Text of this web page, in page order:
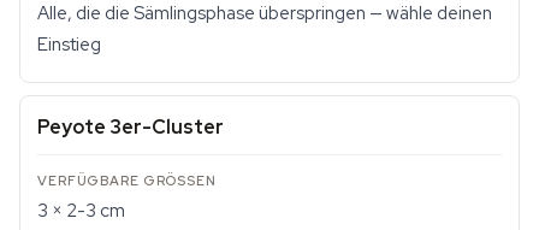
Alle, die die Sämlingsphase überspringen — wähle deinen
Einstieg
Peyote 3er-Cluster
3 × 2-3 cm